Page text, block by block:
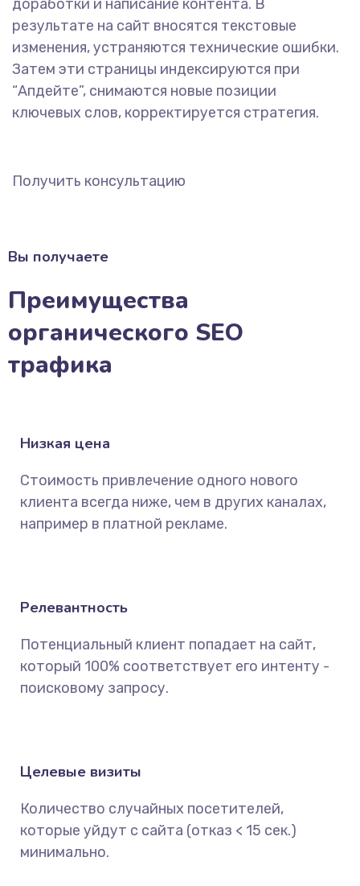
доработки и написание контента. В
результате на сайт вносятся текстовые
изменения, устраняются технические ошибки.
Затем эти страницы индексируются при
“Апдейте”, снимаются новые позиции
ключевых слов, корректируется стратегия.
Получить консультацию
Вы получаете
Преимущества
органического SEO
трафика
Низкая цена
Стоимость привлечение одного нового
клиента всегда ниже, чем в других каналах,
например в платной рекламе.
Релевантность
Потенциальный клиент попадает на сайт,
который 100% соответствует его интенту -
поисковому запросу.
Целевые визиты
Количество случайных посетителей,
которые уйдут с сайта (отказ < 15 сек.)
минимально.